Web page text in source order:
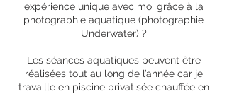
expérience unique avec moi grâce à la
photographie aquatique (photographie
Underwater) ?
Les séances aquatiques peuvent être
réalisées tout au long de l’année car je
travaille en piscine privatisée chauffée en